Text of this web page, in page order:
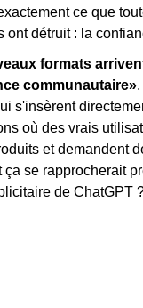
ce que
ont détruit : la
formats
communautaire»
s'insèrent
où des vrais
et demandent
ça se rapprocherait
de ChatGPT